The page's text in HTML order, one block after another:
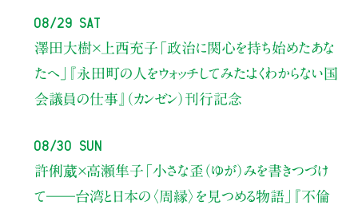
08/29 Sat
澤田大樹×上西充子 「政治に関心を持ち始めたあな
たへ」
『永田町の人をウォッチしてみた：よくわからない国
会議員の仕事』（カンゼン）刊行記念
08/30 Sun
許俐葳×高瀬隼子 「小さな歪（ゆが）みを書きつづけ
て――台湾と日本の〈周縁〉を見つめる物語」
『不倫